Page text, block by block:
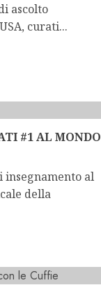
ascolto
curati...
#1 AL MONDO
insegnamento al
della